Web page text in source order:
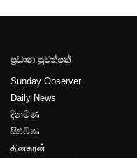
ප්‍රධාන පුවත්පත්
Sunday Observer
Daily News
දිනමිණ
සිළුමිණ
தினகரன்